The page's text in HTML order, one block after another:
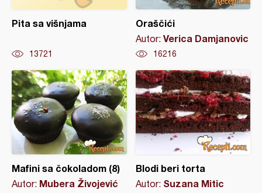
Pita sa višnjama
13721
Oraščići
Autor: Verica Damjanovic
16216
Mafini sa čokoladom (8)
Autor: Mubera Živojević
Blodi beri torta
Autor: Suzana Mitic